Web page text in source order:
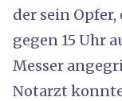
der sein
gegen 15 Uhr
Messer
Notarzt